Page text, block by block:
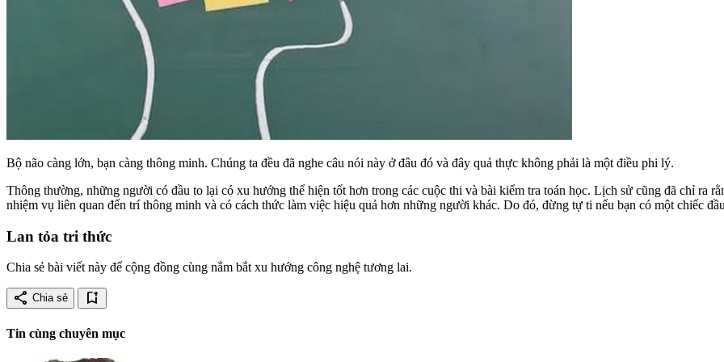
Bộ não càng lớn, bạn càng thông minh. Chúng ta đều đã nghe câu nói này ở đâu đó và đây quả thực không phải là một điều phi lý.
Thông thường, những người có đầu to lại có xu hướng thể hiện tốt hơn trong các cuộc thi và bài kiểm tra toán học. Lịch sử cũng đã chỉ ra
nhiệm vụ liên quan đến trí thông minh và có cách thức làm việc hiệu quả hơn những người khác. Do đó, đừng tự ti nếu bạn có một chiếc
Lan tỏa tri thức
Chia sẻ bài viết này để cộng đồng cùng nắm bắt xu hướng công nghệ tương lai.
share Chia sẻ bookmark_add
Tin cùng chuyên mục